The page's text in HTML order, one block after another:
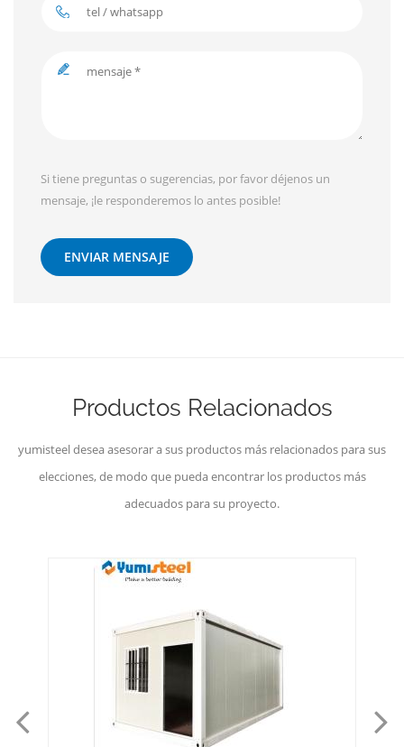
Si tiene preguntas o sugerencias, por favor déjenos un
mensaje, ¡le responderemos lo antes posible!
ENVIAR MENSAJE
Productos Relacionados
yumisteel desea asesorar a sus productos más relacionados para sus
elecciones, de modo que pueda encontrar los productos más
adecuados para su proyecto.